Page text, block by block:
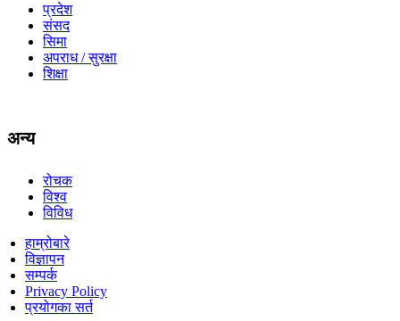
प्रदेश
संसद
सिमा
अपराध / सुरक्षा
शिक्षा
अन्य
रोचक
विश्व
विविध
हाम्रोबारे
विज्ञापन
सम्पर्क
Privacy Policy
प्रयोगका सर्त